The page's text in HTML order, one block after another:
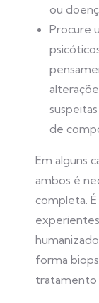
ou
Procure
de
Em alguns
ambos é
completa.
forma
tratamento